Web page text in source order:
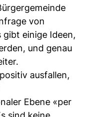
von
gibt einige Ideen,
und genau
ausfallen,
Ebene «per